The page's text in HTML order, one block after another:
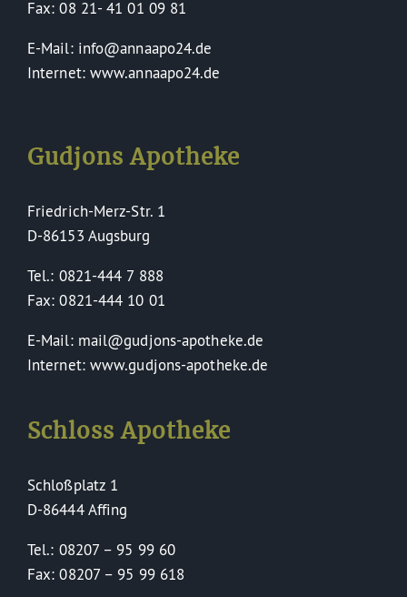
Fax: 08 21- 41 01 09 81
E-Mail: info@annaapo24.de
Internet: www.annaapo24.de
Gudjons Apotheke
Friedrich-Merz-Str. 1
D-86153 Augsburg
Tel.: 0821-444 7 888
Fax: 0821-444 10 01
E-Mail: mail@gudjons-apotheke.de
Internet: www.gudjons-apotheke.de
Schloss Apotheke
Schloßplatz 1
D-86444 Affing
Tel.: 08207 – 95 99 60
Fax: 08207 – 95 99 618